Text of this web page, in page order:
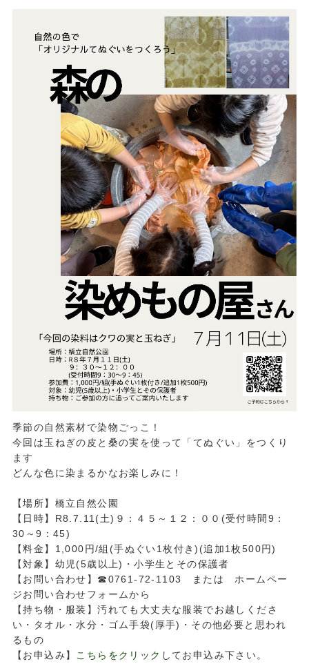
季節の自然素材で染物ごっこ！
今回は玉ねぎの皮と桑の実を使って「てぬぐい」をつくり
ます
どんな色に染まるかなお楽しみに！
【場所】橋立自然公園
【日時】R8.7.11(土)９：４５～１２：００(受付時間9：
30～9：45)
【料金】1,000円/組(手ぬぐい1枚付き)(追加1枚500円)
【対象】幼児(5歳以上)・小学生とその保護者
【お問い合わせ】☎0761-72-1103 または ホームペー
ジお問い合わせフォームから
【持ち物・服装】汚れても大丈夫な服装でお越しくださ
い・タオル・水分・ゴム手袋(厚手)・その他必要と思われ
るもの
【お申込み】
こちらをクリック してお申込み下さい。